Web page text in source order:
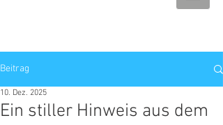
Beitrag
Ein stiller Hinweis aus dem
10. Dez. 2025